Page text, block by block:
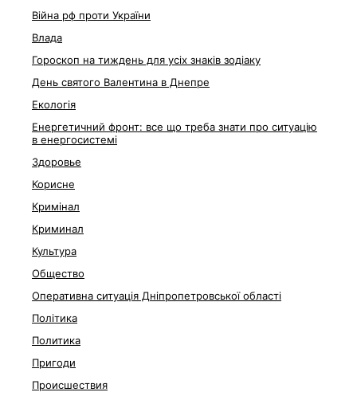
Війна рф проти України
Влада
Гороскоп на тиждень для усіх знаків зодіаку
День святого Валентина в Днепре
Екологія
Енергетичний фронт: все що треба знати про ситуацію
в енергосистемі
Здоровье
Корисне
Кримінал
Криминал
Культура
Общество
Оперативна ситуація Дніпропетровської області
Політика
Политика
Пригоди
Происшествия